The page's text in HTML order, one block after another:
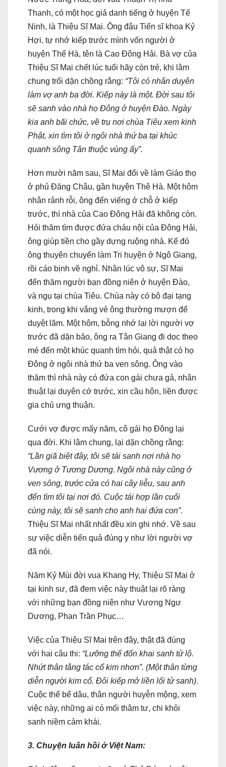
Thanh, có một học giả danh tiếng ở huyện Tế
Ninh, là Thiệu Sĩ Mai. Ông đậu Tiến sĩ khoa Kỷ
Hợi, tự nhớ kiếp trước mình vốn người ở
huyện Thế Hà, tên là Cao Ðông Hải. Bà vợ của
Thiệu Sĩ Mai chết lúc tuổi hãy còn trẻ, khi lâm
chung trối dặn chồng rằng: “Tôi có nhân duyên
làm vợ anh ba đời. Kiếp này là một. Ðời sau tôi
sẽ sanh vào nhà họ Ðông ở huyện Ðào. Ngày
kia anh bãi chức, về trụ nơi chùa Tiêu xem kinh
Phật, xin tìm tôi ở ngôi nhà thứ ba tại khúc
quanh sông Tân thuộc vùng ấy”.
Hơn mười năm sau, Sĩ Mai đổi về làm Giáo thọ
ở phủ Ðăng Châu, gần huyện Thê Hà. Một hôm
nhân rảnh rỗi, ông đến viếng ở chỗ ở kiếp
trước, thì nhà của Cao Ðông Hải đã không còn.
Hỏi thăm tìm được đứa cháu nội của Ðông Hải,
ông giúp tiền cho gầy dựng ruộng nhà. Kế đó
ông thuyên chuyển làm Tri huyện ở Ngô Giang,
rồi cáo bịnh về nghỉ. Nhân lúc vô sự, Sĩ Mai
đến thăm người bạn đồng niên ở huyện Ðào,
và ngụ tại chùa Tiêu. Chùa này có bộ đại tạng
kinh, trong khi vắng vẻ ông thường mượn để
duyệt lãm. Một hôm, bỗng nhớ lại lời người vợ
trước đã dặn bảo, ông ra Tân Giang đi dọc theo
mé đến một khúc quanh tìm hỏi, quả thật có họ
Ðông ở ngôi nhà thứ ba ven sông. Ông vào
thăm thì nhà này có đứa con gái chưa gả, nhân
thuật lại duyên cớ trước, xin cầu hôn, liền được
gia chủ ưng thuận.
Cưới vợ được mấy năm, cô gái họ Ðông lại
qua đời. Khi lâm chung, lại dặn chồng rằng:
“Lần giã biệt đây, tôi sẽ tái sanh nơi nhà họ
Vương ở Tương Dương. Ngôi nhà này cũng ở
ven sông, trước cửa có hai cây liễu, sau anh
đến tìm tôi tại nơi đó. Cuộc tái hợp lần cuối
cùng này, tôi sẽ sanh cho anh hai đứa con”.
Thiệu Sĩ Mai nhất nhất đều xin ghi nhớ. Về sau
sự việc diễn tiến quả đúng y như lời người vợ
đã nói.
Năm Kỷ Mùi đời vua Khang Hy, Thiệu Sĩ Mai ở
tại kinh sư, đã đem việc này thuật lại rõ ràng
với những bạn đồng niên như Vương Ngư
Dương, Phan Trần Phục…
Việc của Thiệu Sĩ Mai trên đây, thật đã đúng
với hai câu thi: “Lưỡng thế đốn khai sanh tử lộ.
Nhứt thân tằng tác cổ kim nhơn”. (Một thân từng
diễn người kim cổ. Ðôi kiếp mở liền lối tử sanh).
Cuộc thế bể dâu, thân người huyễn mộng, xem
việc này, những ai có mối thâm tư, chi khỏi
sanh niềm cảm khái.
3. Chuyện luân hồi ở Việt Nam: